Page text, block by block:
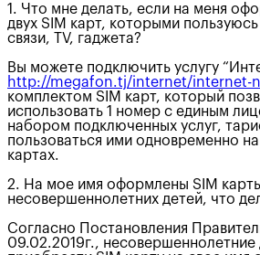
1. Что мне делать, если на меня
двух SIM карт, которыми
связи, TV, гаджета?
Вы можете подключить услугу
http://megafon.tj/internet/internet-
комплектом SIM карт, который
использовать 1 номер с единым
набором подключенных услуг,
пользоваться ими одновременно
картах.
2. На мое имя оформлены SIM
несовершеннолетних детей, что
Согласно Постановления
09.02.2019г., несовершеннолетние